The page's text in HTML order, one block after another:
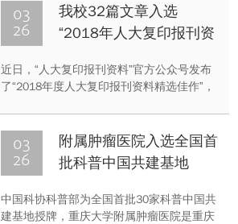
料。校党委书记周旬主持并讲话，校党委理
论学习中心组成员参加学习，并结合工作交
03
26
我校32篇文章入选
“2018年人大复印报刊资
近日，“人大复印报刊资料”官方公众号发布
了“2018年度人大复印报刊资料精选佳作”，
其中我校有32篇文章入选。
03
26
附属肿瘤医院入选全国首
批科普中国共建基地
中国科协科普部为全国首批30家科普中国共
建基地授牌，重庆大学附属肿瘤医院是重庆